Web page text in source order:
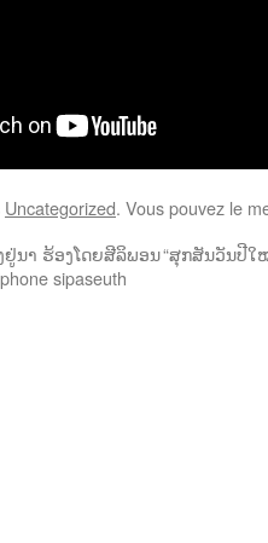
Uncategorized. Vous pouvez le
ຢູ່ນາ ຮ້ອງໂດຍສີລິພອນ
sipaseuth
“ສຸກສັນວັນປີ